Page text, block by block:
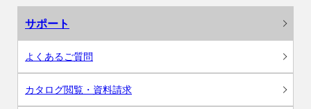
サポート
よくあるご質問
カタログ閲覧・資料請求